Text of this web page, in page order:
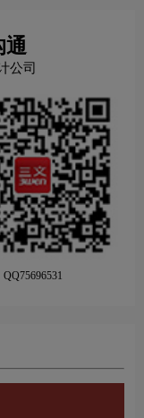
通
公司
QQ75696531